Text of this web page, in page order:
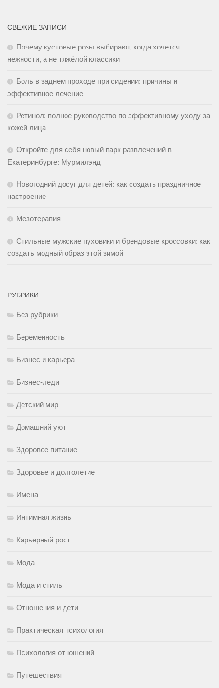
СВЕЖИЕ ЗАПИСИ
Почему кустовые розы выбирают, когда хочется
нежности, а не тяжёлой классики
Боль в заднем проходе при сидении: причины и
эффективное лечение
Ретинол: полное руководство по эффективному уходу за
кожей лица
Откройте для себя новый парк развлечений в
Екатеринбурге: Мурмилэнд
Новогодний досуг для детей: как создать праздничное
настроение
Мезотерапия
Стильные мужские пуховики и брендовые кроссовки: как
создать модный образ этой зимой
РУБРИКИ
Без рубрики
Беременность
Бизнес и карьера
Бизнес-леди
Детский мир
Домашний уют
Здоровое питание
Здоровье и долголетие
Имена
Интимная жизнь
Карьерный рост
Мода
Мода и стиль
Отношения и дети
Практическая психология
Психология отношений
Путешествия